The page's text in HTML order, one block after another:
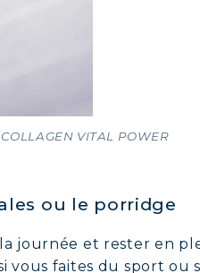
:
VITAL POWER
ou le porridge
journée et rester en
faites du sport ou